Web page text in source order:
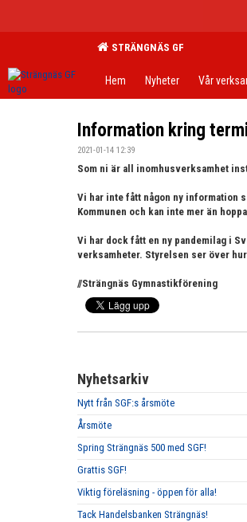
STRÄNGNÄS GF
Hem Nyheter Vår
Information kring
2021-01-14 12:39
Som ni är all inomhusverksamhet
Vi har inte fått någon ny information
Kommunen och kan inte mer än
Vi har dock fått en ny pandemilag i
verksamheter. Styrelsen ser över
//Strängnäs Gymnastikförening
Nyhetsarkiv
Nytt från SGF:s årsmöte
Årsmöte
Spring Strängnäs 500 med SGF!
Grattis SGF!
Viktig föreläsning - öppen för alla!
Tack Handelsbanken Strängnäs!